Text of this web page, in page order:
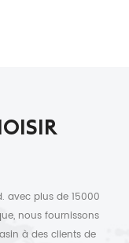
avec plus de 15000
nous fournissons
à des clients de